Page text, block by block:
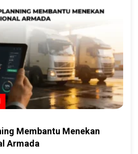
Membantu Menekan
Armada